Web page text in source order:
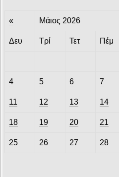
« Μάιος 2026
Δευ Τρί Τετ Πέμ
4 5 6 7
11 12 13 14
18 19 20 21
25 26 27 28